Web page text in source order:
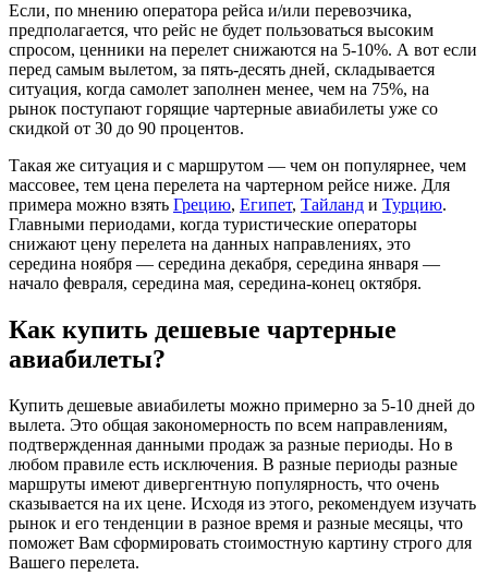
Если, по мнению оператора рейса и/или перевозчика,
предполагается, что рейс не будет пользоваться высоким
спросом, ценники на перелет снижаются на 5-10%. А вот если
перед самым вылетом, за пять-десять дней, складывается
ситуация, когда самолет заполнен менее, чем на 75%, на
рынок поступают горящие чартерные авиабилеты уже со
скидкой от 30 до 90 процентов.
Такая же ситуация и с маршрутом — чем он популярнее, чем
массовее, тем цена перелета на чартерном рейсе ниже. Для
примера можно взять Грецию, Египет, Тайланд и Турцию.
Главными периодами, когда туристические операторы
снижают цену перелета на данных направлениях, это
середина ноября — середина декабря, середина января —
начало февраля, середина мая, середина-конец октября.
Как купить дешевые чартерные
авиабилеты?
Купить дешевые авиабилеты можно примерно за 5-10 дней до
вылета. Это общая закономерность по всем направлениям,
подтвержденная данными продаж за разные периоды. Но в
любом правиле есть исключения. В разные периоды разные
маршруты имеют дивергентную популярность, что очень
сказывается на их цене. Исходя из этого, рекомендуем изучать
рынок и его тенденции в разное время и разные месяцы, что
поможет Вам сформировать стоимостную картину строго для
Вашего перелета.